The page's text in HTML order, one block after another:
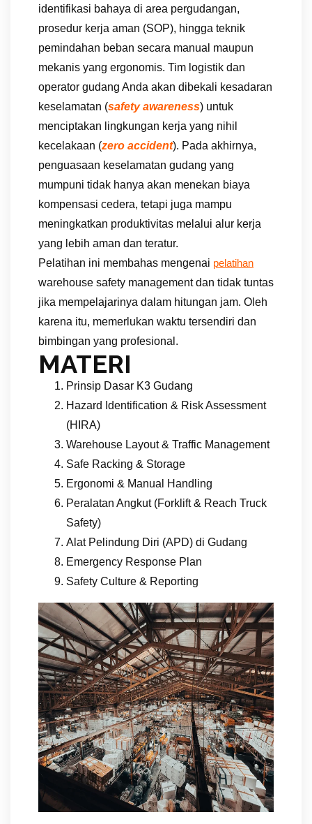
identifikasi bahaya di area pergudangan,
prosedur kerja aman (SOP), hingga teknik
pemindahan beban secara manual maupun
mekanis yang ergonomis. Tim logistik dan
operator gudang Anda akan dibekali kesadaran
keselamatan (safety awareness) untuk
menciptakan lingkungan kerja yang nihil
kecelakaan (zero accident). Pada akhirnya,
penguasaan keselamatan gudang yang
mumpuni tidak hanya akan menekan biaya
kompensasi cedera, tetapi juga mampu
meningkatkan produktivitas melalui alur kerja
yang lebih aman dan teratur.
Pelatihan ini membahas mengenai pelatihan
warehouse safety management dan tidak tuntas
jika mempelajarinya dalam hitungan jam. Oleh
karena itu, memerlukan waktu tersendiri dan
bimbingan yang profesional.
MATERI
Prinsip Dasar K3 Gudang
Hazard Identification & Risk Assessment
(HIRA)
Warehouse Layout & Traffic Management
Safe Racking & Storage
Ergonomi & Manual Handling
Peralatan Angkut (Forklift & Reach Truck
Safety)
Alat Pelindung Diri (APD) di Gudang
Emergency Response Plan
Safety Culture & Reporting